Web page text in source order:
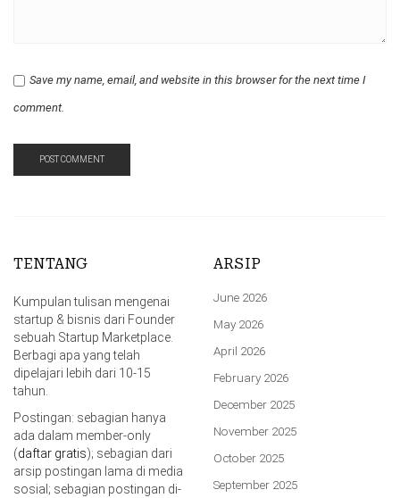
Save my name, email, and website in this browser for the next time I
comment.
TENTANG
Kumpulan tulisan mengenai
startup & bisnis dari Founder
sebuah Startup Marketplace.
Berbagi apa yang telah
dipelajari lebih dari 10-15
tahun.
Postingan: sebagian hanya
ada dalam member-only
(daftar gratis); sebagian dari
arsip postingan lama di media
sosial; sebagian postingan di-
ARSIP
June 2026
May 2026
April 2026
February 2026
December 2025
November 2025
October 2025
September 2025